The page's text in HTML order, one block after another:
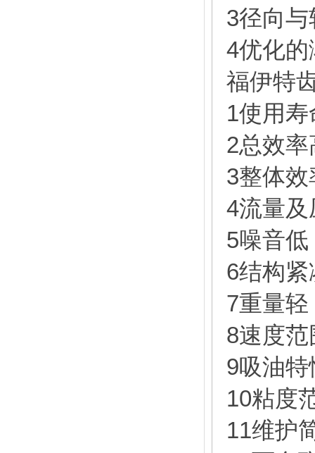
3径向
4优化
福伊特
1使用寿
2总效率
3整体效
4流量
5噪音低
6结构紧
7重量轻
8速度范
9吸油特
10粘度
11维护